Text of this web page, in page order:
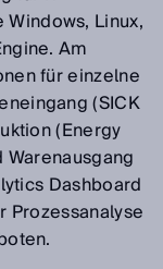
Linux,
Am
für einzelne
(SICK
(Energy
Dashboard